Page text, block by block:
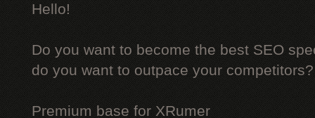
Hello!
Do you want to become the best SEO
do you want to outpace your competitors?
Premium base for XRumer